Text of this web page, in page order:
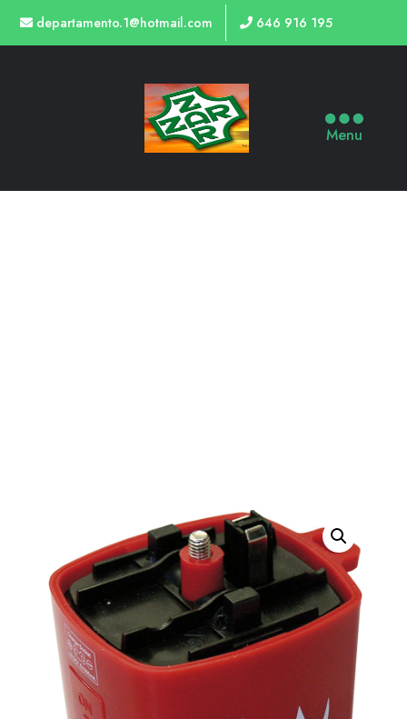
departamento.1@hotmail.com 646 916 195
Menu